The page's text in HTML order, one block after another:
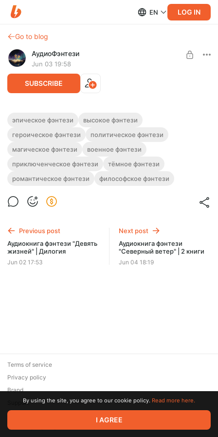
EN LOG IN
Go to blog
АудиоФэнтези
Jun 03 19:58
SUBSCRIBE
Аудиокнига фэнтези "Вечный узор" | 10
книг
Полная версия. 10 книг.
рекламы и любых ограничений!
Level required:
UNLOCK WITH DISCOUNT
$2.42 $1.82 per month 25
The discount applies to the first 12 months only.
эпическое фэнтези
высокое фэнтези
героическое фэнтези
политическое фэнтези
магическое фэнтези
военное фэнтези
приключенческое фэнтези
тёмное фэнтези
романтическое фэнтези
философское фэнтези
Previous post
Аудиокнига фэнтези "Девять
жизней" | Дилогия
Jun 02 17:53
Next post
Аудиокнига фэнтези
"Северный ветер" | 2 книги
Jun 04 18:19
© 2026 Zaya Solutions Limited. All rights reserved. All trademarks
are the property of their respective owners.
Terms of service
Privacy policy
Brand
SupportBy using the site, you agree to our cookie policy. Read more here.
I AGREE